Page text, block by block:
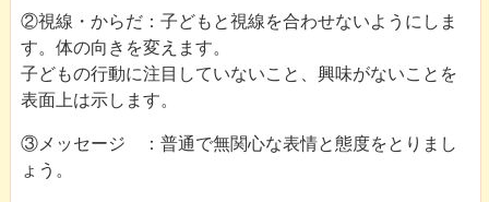
②視線・からだ：子どもと視線を合わせないようにしま
す。体の向きを変えます。
子どもの行動に注目していないこと、興味がないことを
表面上は示します。
③メッセージ ：普通で無関心な表情と態度をとりまし
ょう。